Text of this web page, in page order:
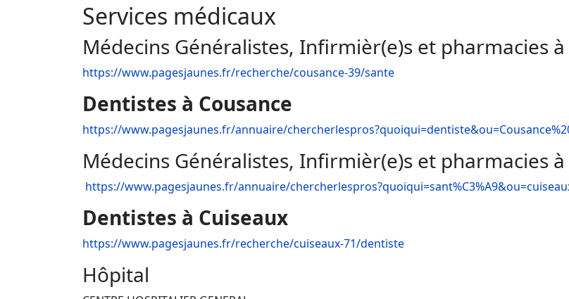
Services médicaux
Médecins Généralistes, Infirmièr(e)s et pharmacies à
https://www.pagesjaunes.fr/recherche/cousance-39/sante
Dentistes à Cousance
https://www.pagesjaunes.fr/annuaire/
Médecins Généralistes, Infirmièr(e)s et pharmacies
https://www.pagesjaunes.fr/annuaire/
Dentistes à Cuiseaux
https://www.pagesjaunes.fr/recherche/cuiseaux-71/dentiste
Hôpital